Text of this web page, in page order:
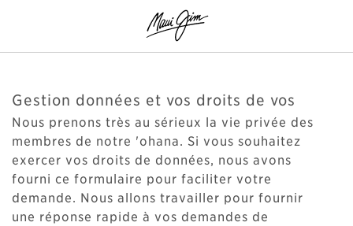
Gestion données et vos droits de vos
Nous prenons très au sérieux la vie privée des
membres de notre 'ohana. Si vous souhaitez
exercer vos droits de données, nous avons
fourni ce formulaire pour faciliter votre
demande. Nous allons travailler pour fournir
une réponse rapide à vos demandes de